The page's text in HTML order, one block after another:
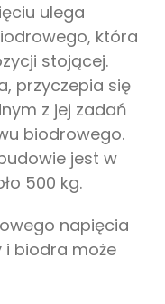
ulega
która
stojącej.
przyczepia się
z jej zadań
biodrowego.
jest w
500 kg.
napięcia
i biodra może